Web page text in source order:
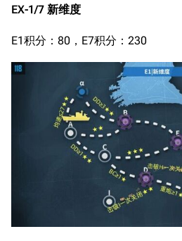
EX-1/7 新维度
E1积分：80，E7积分：230